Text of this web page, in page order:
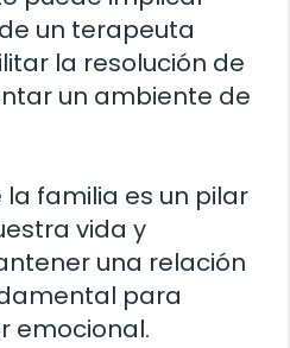
un terapeuta
la resolución de
un ambiente de
familia es un pilar
vida y
una relación
para
emocional.